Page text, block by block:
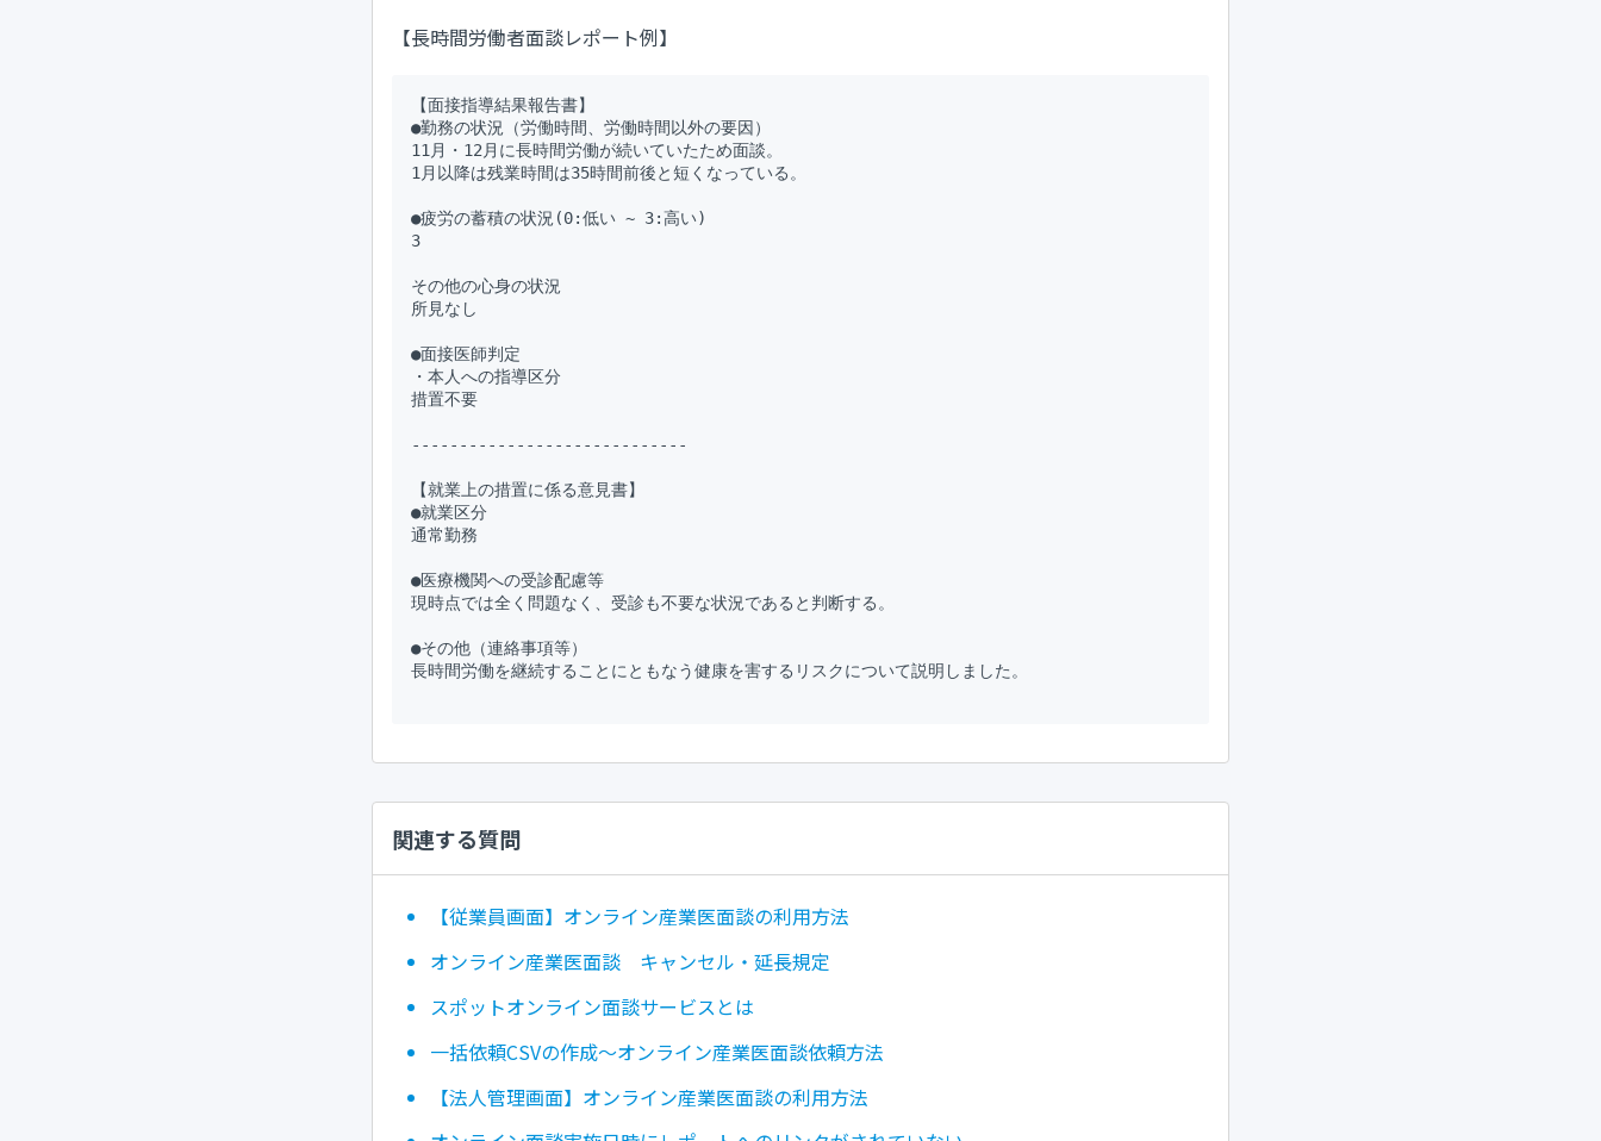
【長時間労働者面談レポート例】
【面接指導結果報告書】
●勤務の状況（労働時間、労働時間以外の要因）
11月・12月に長時間労働が続いていたため面談。
1月以降は残業時間は35時間前後と短くなっている。
●疲労の蓄積の状況(0:低い ~ 3:高い)
3
その他の心身の状況
所見なし
●面接医師判定
・本人への指導区分
措置不要
-----------------------------
【就業上の措置に係る意見書】
●就業区分
通常勤務
●医療機関への受診配慮等
現時点では全く問題なく、受診も不要な状況であると判断する。
●その他（連絡事項等）
長時間労働を継続することにともなう健康を害するリスクについて説明しました。
関連する質問
【従業員画面】オンライン産業医面談の利用方法
オンライン産業医面談 キャンセル・延長規定
スポットオンライン面談サービスとは
一括依頼CSVの作成～オンライン産業医面談依頼方法
【法人管理画面】オンライン産業医面談の利用方法